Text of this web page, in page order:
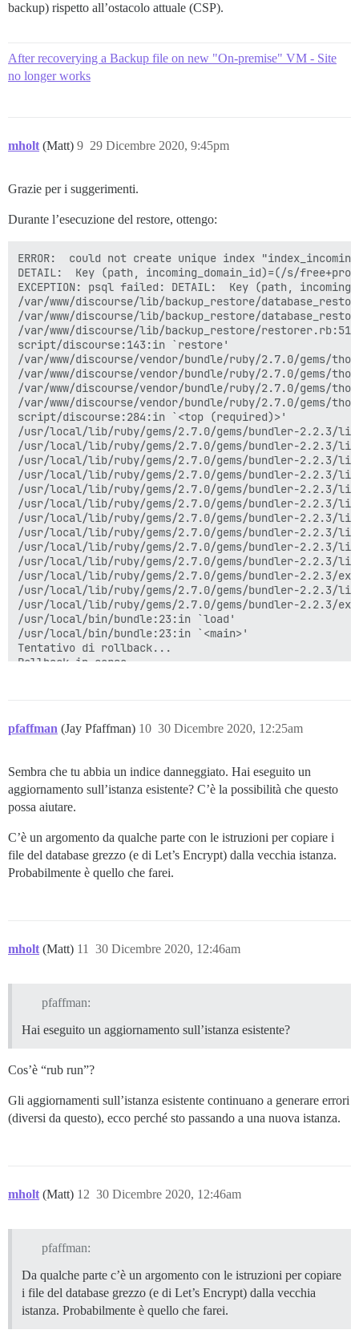
backup) rispetto all’ostacolo attuale (CSP).
After recoverying a Backup file on new "On-premise" VM - Site
no longer works
mholt (Matt) 29 Dicembre 2020, 9:45pm
9
Grazie per i suggerimenti.
Durante l’esecuzione del restore, ottengo:
ERROR:  could not create unique index
DETAIL:  Key (path, incoming_domain_id)=(/s/
EXCEPTION: psql failed: DETAIL:  Key (path,
/var/www/discourse/lib/backup_restore/
/var/www/discourse/lib/backup_restore/
/var/www/discourse/lib/backup_restore/
script/discourse:143:in `restore'
/var/www/discourse/vendor/bundle/ruby/2.7.0/gems/
/var/www/discourse/vendor/bundle/ruby/2.7.0/gems/
/var/www/discourse/vendor/bundle/ruby/2.7.0/
/var/www/discourse/vendor/bundle/ruby/2.7.0/
script/discourse:284:in `<top (required)>'
/usr/local/lib/ruby/gems/2.7.0/gems/bundler-2.2.3/
/usr/local/lib/ruby/gems/2.7.0/gems/bundler-2.2.3/
/usr/local/lib/ruby/gems/2.7.0/gems/bundler-2.2.3/
/usr/local/lib/ruby/gems/2.7.0/gems/bundler-2.2.3/
/usr/local/lib/ruby/gems/2.7.0/gems/bundler-2.2.3/
/usr/local/lib/ruby/gems/2.7.0/gems/bundler-2.2.3/
/usr/local/lib/ruby/gems/2.7.0/gems/bundler-2.2.3/
/usr/local/lib/ruby/gems/2.7.0/gems/bundler-2.2.3/
/usr/local/lib/ruby/gems/2.7.0/gems/bundler-
/usr/local/lib/ruby/gems/2.7.0/gems/bundler-
/usr/local/lib/ruby/gems/2.7.0/gems/bundler-2.2.3/
/usr/local/lib/ruby/gems/2.7.0/gems/bundler-2.2.3/
/usr/local/lib/ruby/gems/2.7.0/gems/bundler-2.2.3/
/usr/local/bin/bundle:23:in `load'
/usr/local/bin/bundle:23:in `<main>'
Tentativo di rollback...
Rollback in corso...
Segnalazione del completamento del restore...
[FAILED]
pfaffman (Jay Pfaffman) 30 Dicembre 2020, 12:25am
10
Sembra che tu abbia un indice danneggiato. Hai eseguito un
aggiornamento sull’istanza esistente? C’è la possibilità che questo
possa aiutare.
C’è un argomento da qualche parte con le istruzioni per copiare i
file del database grezzo (e di Let’s Encrypt) dalla vecchia istanza.
Probabilmente è quello che farei.
mholt (Matt) 30 Dicembre 2020, 12:46am
11
pfaffman:
Hai eseguito un aggiornamento sull’istanza esistente?
Cos’è “rub run”?
Gli aggiornamenti sull’istanza esistente continuano a generare errori
(diversi da questo), ecco perché sto passando a una nuova istanza.
mholt (Matt) 30 Dicembre 2020, 12:46am
12
pfaffman:
Da qualche parte c’è un argomento con le istruzioni per copiare
i file del database grezzo (e di Let’s Encrypt) dalla vecchia
istanza. Probabilmente è quello che farei.